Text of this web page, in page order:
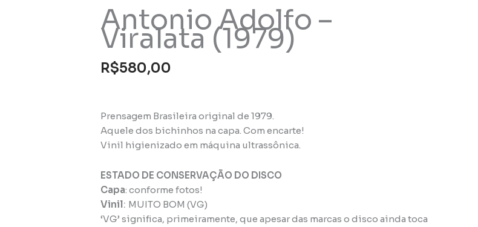
Antonio Adolfo –
Viralata (1979)
R$580,00
Prensagem Brasileira original de 1979.
Aquele dos bichinhos na capa. Com encarte!
Vinil higienizado em máquina ultrassônica.
ESTADO DE CONSERVAÇÃO DO DISCO
Capa: conforme fotos!
Vinil: MUITO BOM (VG)
‘VG’ significa, primeiramente, que apesar das marcas o disco ainda toca